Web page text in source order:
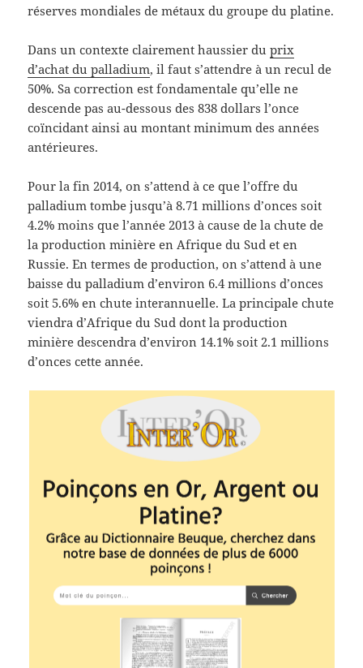
réserves mondiales de métaux du groupe du platine.
Dans un contexte clairement haussier duprix
d’achat du palladium, il faut s’attendre à un recul de
50%. Sa correction est fondamentale qu’elle ne
descende pas au-dessous des 838 dollars l’once
coïncidant ainsi au montant minimum des années
antérieures.
Pour la fin 2014, on s’attend à ce que l’offre du
palladium tombe jusqu’à 8.71 millions d’onces soit
4.2% moins que l’année 2013 à cause de la chute de
la production minière en Afrique du Sud et en
Russie. En termes de production, on s’attend à une
baisse du palladium d’environ 6.4 millions d’onces
soit 5.6% en chute interannuelle. La principale chute
viendra d’Afrique du Sud dont la production
minière descendra d’environ 14.1% soit 2.1 millions
d’onces cette année.